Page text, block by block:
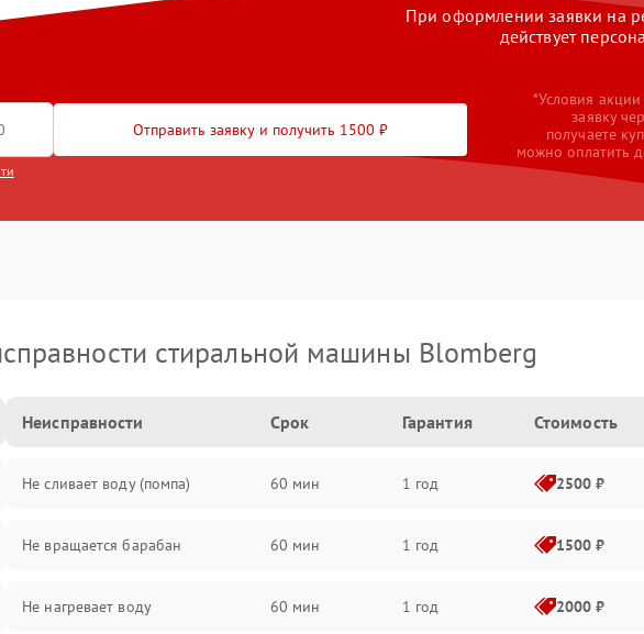
При оформлении заявки на
действует
Отправить заявку и получить 1500 ₽
*Условия акции
заявку
получаете
можно оплатить
стиральной машины Blomberg
Неисправности Срок Гарантия Стоимость
Не сливает воду (помпа) 60 мин 1 год 2500 ₽
Не вращается барабан 60 мин 1 год 1500 ₽
Не нагревает воду 60 мин 1 год 2000 ₽